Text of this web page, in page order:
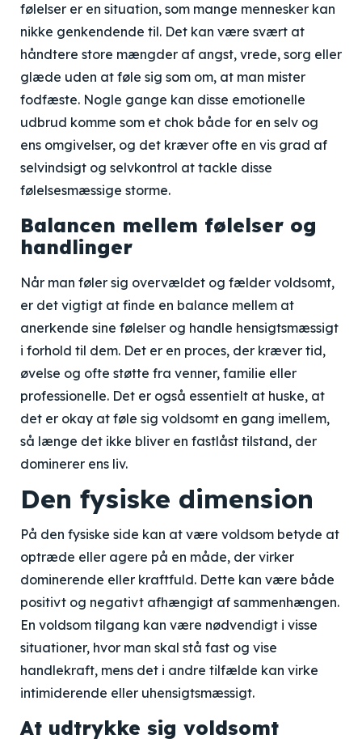
følelser er en situation, som mange mennesker kan
nikke genkendende til. Det kan være svært at
håndtere store mængder af angst, vrede, sorg eller
glæde uden at føle sig som om, at man mister
fodfæste. Nogle gange kan disse emotionelle
udbrud komme som et chok både for en selv og
ens omgivelser, og det kræver ofte en vis grad af
selvindsigt og selvkontrol at tackle disse
følelsesmæssige storme.
Balancen mellem følelser og
handlinger
Når man føler sig overvældet og fælder voldsomt,
er det vigtigt at finde en balance mellem at
anerkende sine følelser og handle hensigtsmæssigt
i forhold til dem. Det er en proces, der kræver tid,
øvelse og ofte støtte fra venner, familie eller
professionelle. Det er også essentielt at huske, at
det er okay at føle sig voldsomt en gang imellem,
så længe det ikke bliver en fastlåst tilstand, der
dominerer ens liv.
Den fysiske dimension
På den fysiske side kan at være voldsom betyde at
optræde eller agere på en måde, der virker
dominerende eller kraftfuld. Dette kan være både
positivt og negativt afhængigt af sammenhængen.
En voldsom tilgang kan være nødvendigt i visse
situationer, hvor man skal stå fast og vise
handlekraft, mens det i andre tilfælde kan virke
intimiderende eller uhensigtsmæssigt.
At udtrykke sig voldsomt